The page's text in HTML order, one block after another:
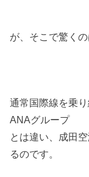
が、そこで驚くの
通常国際線を乗
ANAグループ
とは違い、成田
るのです。